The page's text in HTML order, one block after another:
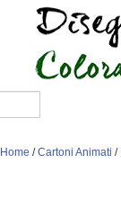
Home /Cartoni Animati /